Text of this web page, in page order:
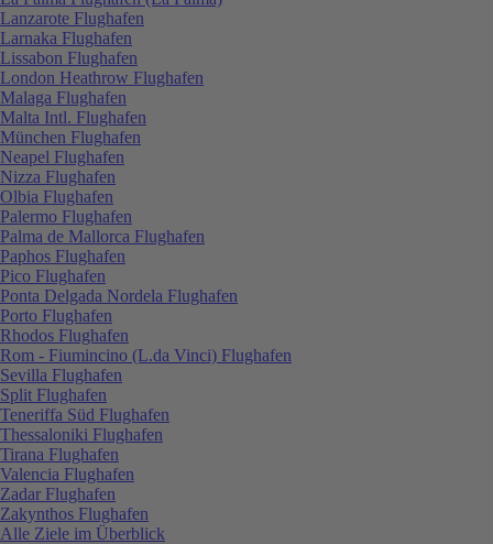
Lanzarote Flughafen
Larnaka Flughafen
Lissabon Flughafen
London Heathrow Flughafen
Malaga Flughafen
Malta Intl. Flughafen
München Flughafen
Neapel Flughafen
Nizza Flughafen
Olbia Flughafen
Palermo Flughafen
Palma de Mallorca Flughafen
Paphos Flughafen
Pico Flughafen
Ponta Delgada Nordela Flughafen
Porto Flughafen
Rhodos Flughafen
Rom - Fiumincino (L.da Vinci) Flughafen
Sevilla Flughafen
Split Flughafen
Teneriffa Süd Flughafen
Thessaloniki Flughafen
Tirana Flughafen
Valencia Flughafen
Zadar Flughafen
Zakynthos Flughafen
Alle Ziele im Überblick